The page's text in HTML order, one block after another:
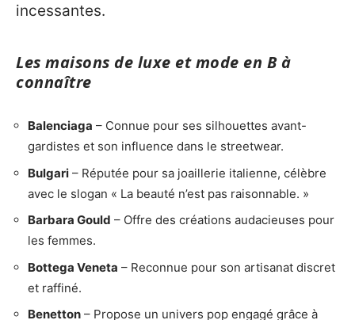
incessantes.
Les maisons de luxe et mode en B à
connaître
Balenciaga – Connue pour ses silhouettes avant-
gardistes et son influence dans le streetwear.
Bulgari – Réputée pour sa joaillerie italienne, célèbre
avec le slogan « La beauté n’est pas raisonnable. »
Barbara Gould – Offre des créations audacieuses pour
les femmes.
Bottega Veneta – Reconnue pour son artisanat discret
et raffiné.
Benetton – Propose un univers pop engagé grâce à